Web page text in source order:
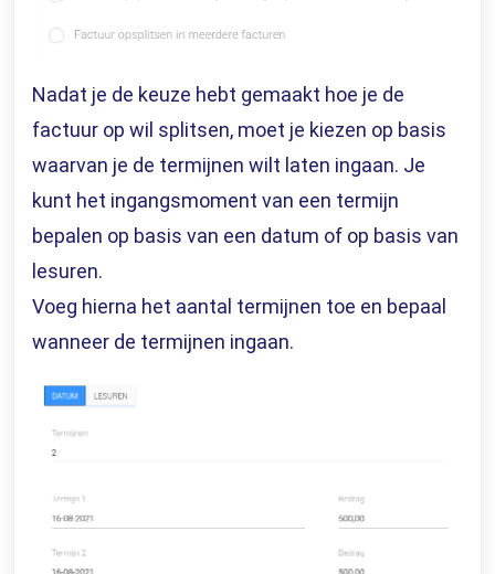
Nadat je de keuze hebt gemaakt hoe je de
factuur op wil splitsen, moet je kiezen op basis
waarvan je de termijnen wilt laten ingaan. Je
kunt het ingangsmoment van een termijn
bepalen op basis van een datum of op basis van
lesuren.
Voeg hierna het aantal termijnen toe en bepaal
wanneer de termijnen ingaan.